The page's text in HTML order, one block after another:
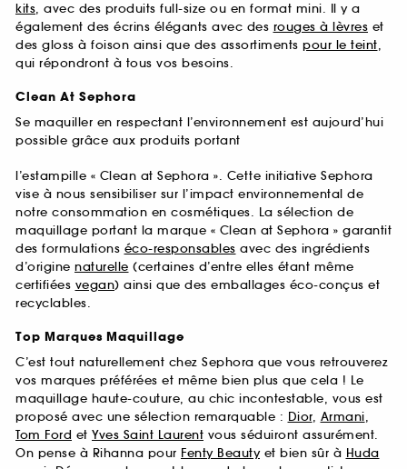
kits, avec des produits full-size ou en format mini. Il y a
également des écrins élégants avec des rouges à lèvres et
des gloss à foison ainsi que des assortiments pour le teint,
qui répondront à tous vos besoins.
Clean At Sephora
Se maquiller en respectant l’environnement est aujourd’hui
possible grâce aux produits portant
l’estampille « Clean at Sephora ». Cette initiative Sephora
vise à nous sensibiliser sur l’impact environnemental de
notre consommation en cosmétiques. La sélection de
maquillage portant la marque « Clean at Sephora » garantit
des formulations éco-responsables avec des ingrédients
d’origine naturelle (certaines d’entre elles étant même
certifiées vegan) ainsi que des emballages éco-conçus et
recyclables.
Top Marques Maquillage
C’est tout naturellement chez Sephora que vous retrouverez
vos marques préférées et même bien plus que cela ! Le
maquillage haute-couture, au chic incontestable, vous est
proposé avec une sélection remarquable : Dior, Armani,
Tom Ford et Yves Saint Laurent vous séduiront assurément.
On pense à Rihanna pour Fenty Beautyet bien sûr à Huda